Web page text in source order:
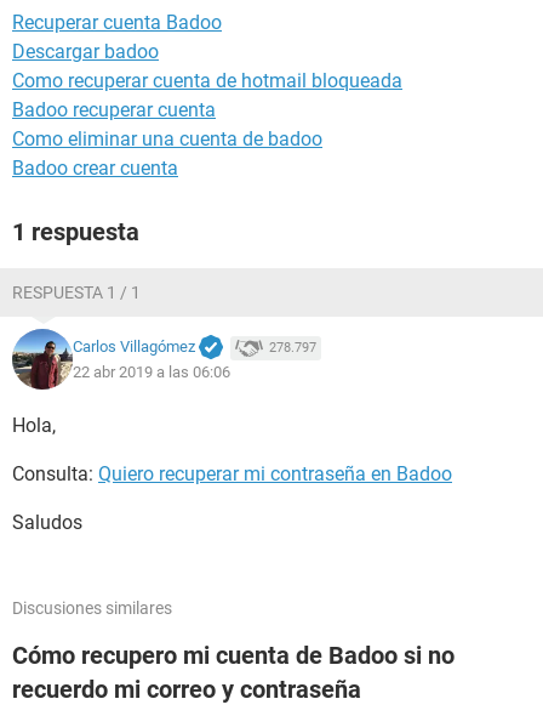
Recuperar cuenta Badoo
Descargar badoo
Como recuperar cuenta de hotmail bloqueada
Badoo recuperar cuenta
Como eliminar una cuenta de badoo
Badoo crear cuenta
1 respuesta
RESPUESTA 1 / 1
Carlos Villagómez 278.797
22 abr 2019 a las 06:06
Hola,
Consulta: Quiero recuperar mi contraseña en Badoo
Saludos
Discusiones similares
Cómo recupero mi cuenta de Badoo si no
recuerdo mi correo y contraseña